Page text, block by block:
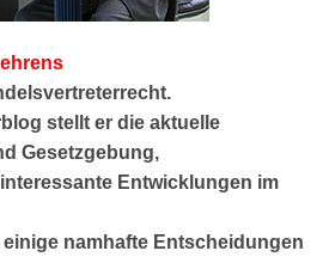
stellt er die aktuelle
Gesetzgebung,
Entwicklungen im
namhafte Entscheidungen